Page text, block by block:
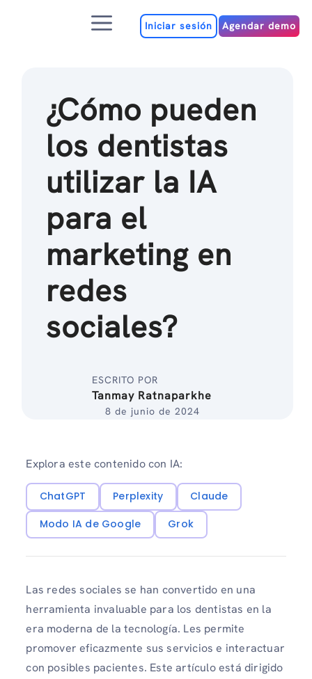
MenúIniciar sesión Agendar demo
¿Cómo pueden
los dentistas
utilizar la IA
para el
marketing en
redes
sociales?
ESCRITO POR
Tanmay Ratnaparkhe
8 de junio de 2024
Explora este contenido con IA:
ChatGPT Perplexity
Claude
Modo IA de Google
Grok
Las redes sociales se han convertido en una
herramienta invaluable para los dentistas en la
era moderna de la tecnología. Les permite
promover eficazmente sus servicios e interactuar
con posibles pacientes. Este artículo está dirigido